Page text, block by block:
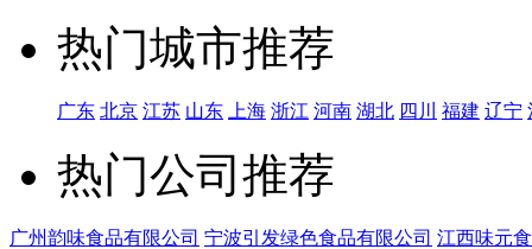
热门城市推荐
广东 北京 江苏 山东 上海 浙江 河南 湖北 四川 福建 辽宁
热门公司推荐
广州韵味食品有限公司 宁波引发绿色食品有限公司 江西味元